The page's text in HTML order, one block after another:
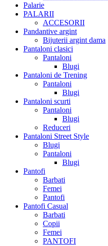
Palarie
PALARII
ACCESORII
Pandantive argint
Bijuterii argint dama
Pantaloni clasici
Pantaloni
Blugi
Pantaloni de Trening
Pantaloni
Blugi
Pantaloni scurti
Pantaloni
Blugi
Reduceri
Pantaloni Street Style
Blugi
Pantaloni
Blugi
Pantofi
Barbati
Femei
Pantofi
Pantofi Casual
Barbati
Copii
Femei
PANTOFI